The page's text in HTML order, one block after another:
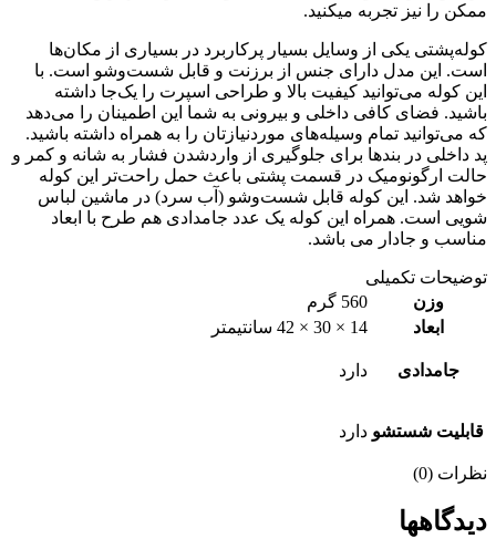
ممکن را نیز تجربه میکنید.
کوله‌پشتی یکی از وسایل بسیار پرکاربرد در بسیاری از مکان‌ها
است. این مدل دارای جنس از برزنت و قابل ‌شست‌وشو است. با
این کوله می‌توانید کیفیت بالا و طراحی اسپرت را یک‌جا داشته
باشید. فضای کافی داخلی و بیرونی به شما این اطمینان را می‌دهد
که می‌توانید تمام وسیله‌های موردنیازتان را به همراه داشته باشید.
پد داخلی در بندها برای جلوگیری از واردشدن فشار به شانه و کمر و
حالت ارگونومیک در قسمت پشتی باعث حمل راحت‌تر این کوله
خواهد شد. این کوله قابل شست‌‎وشو (آب سرد) در ماشین لباس
شویی است. همراه این کوله یک عدد جامدادی هم طرح با ابعاد
مناسب و جادار می باشد.
توضیحات تکمیلی
وزن
560 گرم
ابعاد
14 × 30 × 42 سانتیمتر
جامدادی دارد
قابلیت شستشو دارد
نظرات (0)
دیدگاهها